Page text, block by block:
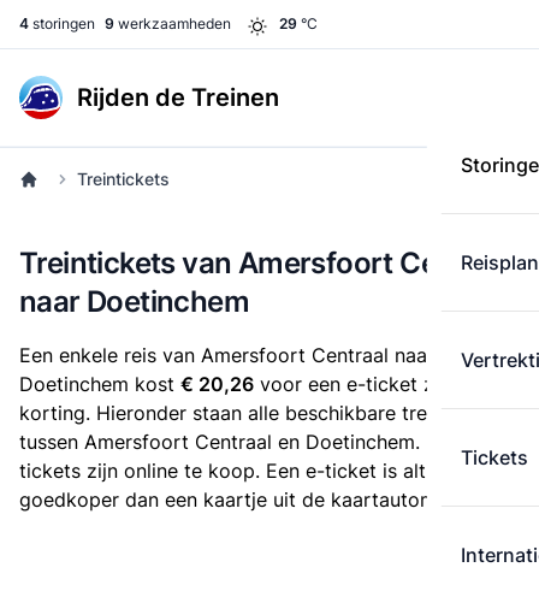
4 storingen 9 werkzaamheden 29 °C
Rijden de Treinen
Tickets
Treintickets
Treintickets van Amersfoort Centraal
naar Doetinchem
Een enkele reis van Amersfoort Centraal naar
Doetinchem kost € 20,26 voor een e-ticket zonder
korting. Hieronder staan alle beschikbare treintickets
tussen Amersfoort Centraal en Doetinchem. Deze
tickets zijn online te koop. Een e-ticket is altijd
goedkoper dan een kaartje uit de kaartautomaat.